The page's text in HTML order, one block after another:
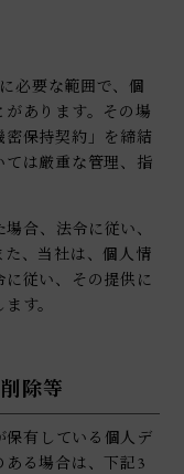
必要な範囲で、個
あります。その場
保持契約」を締結
ては厳重な管理、指
合、法令に従い、
、当社は、個人情
従い、その提供に
す。
除等
保有している個人デ
る場合は、下記3